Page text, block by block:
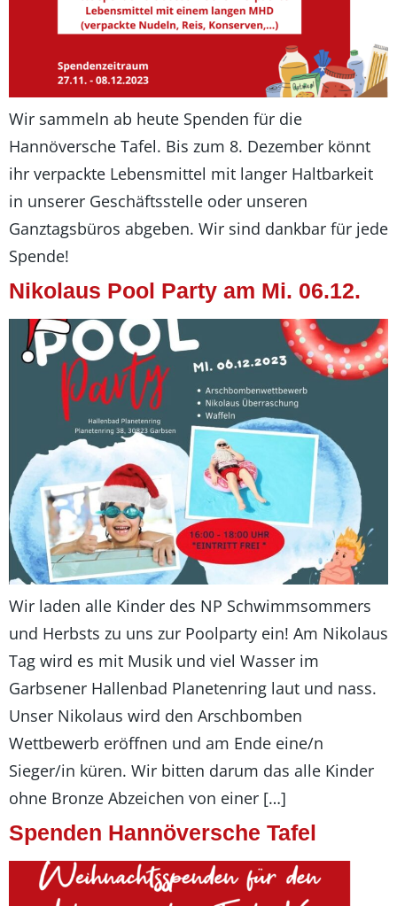
Wir sammeln ab heute Spenden für die
Hannöversche Tafel. Bis zum 8. Dezember könnt
ihr verpackte Lebensmittel mit langer Haltbarkeit
in unserer Geschäftsstelle oder unseren
Ganztagsbüros abgeben. Wir sind dankbar für jede
Spende!
Nikolaus Pool Party am Mi. 06.12.
Wir laden alle Kinder des NP Schwimmsommers
und Herbsts zu uns zur Poolparty ein! Am Nikolaus
Tag wird es mit Musik und viel Wasser im
Garbsener Hallenbad Planetenring laut und nass.
Unser Nikolaus wird den Arschbomben
Wettbewerb eröffnen und am Ende eine/n
Sieger/in küren. Wir bitten darum das alle Kinder
ohne Bronze Abzeichen von einer […]
Spenden Hannöversche Tafel